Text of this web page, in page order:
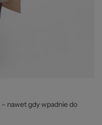
nawet gdy wpadnie do